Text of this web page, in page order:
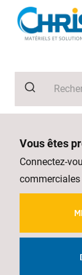
Vous êtes
Connectez-